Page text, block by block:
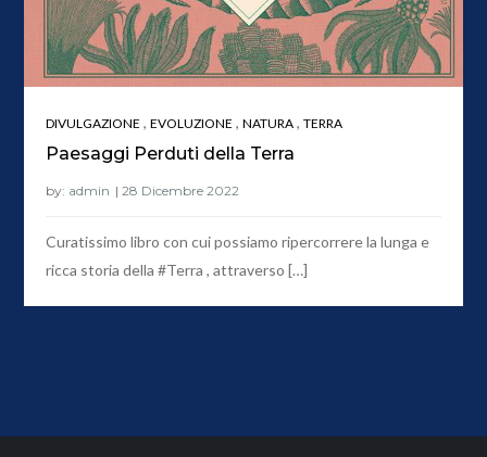
DIVULGAZIONE ,EVOLUZIONE ,NATURA ,TERRA
Paesaggi Perduti della Terra
by: admin
Curatissimo libro con cui possiamo ripercorrere la lunga e
ricca storia della #Terra , attraverso […]